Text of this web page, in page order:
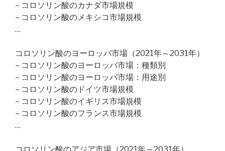
– コロソリン酸のカナダ市場規模
– コロソリン酸のメキシコ市場規模
…
コロソリン酸のヨーロッパ市場（2021年～2031年）
– コロソリン酸のヨーロッパ市場：種類別
– コロソリン酸のヨーロッパ市場：用途別
– コロソリン酸のドイツ市場規模
– コロソリン酸のイギリス市場規模
– コロソリン酸のフランス市場規模
…